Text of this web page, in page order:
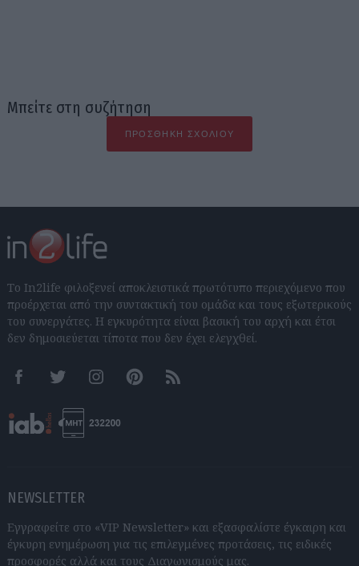
Μπείτε στη συζήτηση
ΠΡΟΣΘΉΚΗ ΣΧΟΛΊΟΥ
Το In2life φιλοξενεί αποκλειστικά πρωτότυπο περιεχόμενο που
προέρχεται από την συντακτική του ομάδα και τους εξωτερικούς
του συνεργάτες. Η εγκυρότητα είναι βασική του αρχή και έτσι
δεν δημοσιεύεται τίποτα που δεν έχει ελεγχθεί.
FacebookTwitter InstagramPinterestRSS feeds
NEWSLETTER
Εγγραφείτε στο «VIP Newsletter» και εξασφαλίστε έγκαιρη και
έγκυρη ενημέρωση για τις επιλεγμένες προτάσεις, τις ειδικές
προσφορές αλλά και τους Διαγωνισμούς μας.